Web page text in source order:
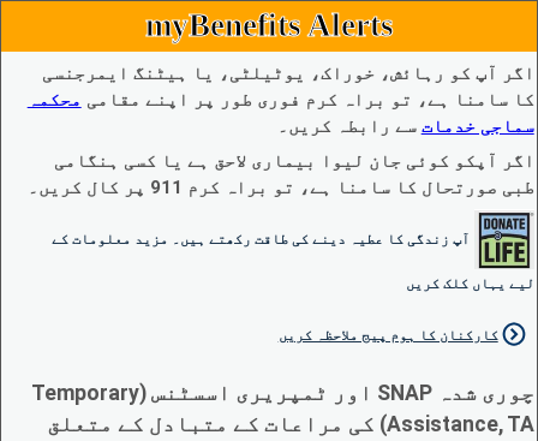
myBenefits Alerts
اگر آپ کو رہائش، خوراک، یوٹیلٹی، یا ہیٹنگ ایمرجنسی
کا سامنا ہے، تو براہ کرم فوری طور پر اپنے مقامی محکمہ
سماجی خدمات سے رابطہ کریں۔
اگر آپکو کوئی جان لیوا بیماری لاحق ہے یا کسی ہنگامی
طبی صورتحال کا سامنا ہے، تو براہ کرم 911 پر کال کریں۔
آپ زندگی کا عطیہ دینے کی طاقت رکھتے ہیں۔ مزید معلومات کے
لیے یہاں کلک کریں
کارکنان کا ہوم پیج ملاحظہ کریں
چوری شدہ SNAP اور ٹمپریری اسسٹنس (Temporary
Assistance, TA) کی مراعات کے متبادل کے متعلق